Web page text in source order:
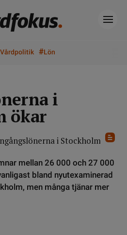
Vårdpolitik #Lön
i
ökar
mellan 26 000 och 27 000
bland nyutexaminerad
men många tjänar mer